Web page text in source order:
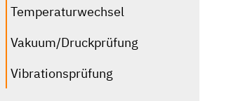
Temperaturwechsel
Vakuum/Druckprüfung
Vibrationsprüfung